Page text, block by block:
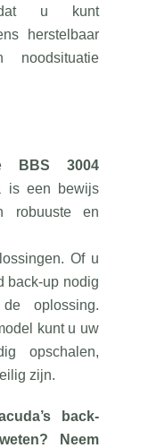
u kunt
herstelbaar
BBS 3004
is een bewijs
robuuste en
Of u
back-up nodig
oplossing.
kunt u uw
opschalen,
zijn.
back-
Neem